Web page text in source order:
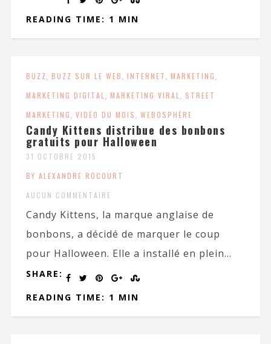
READING TIME: 1 MIN
BUZZ, BUZZ SUR LE WEB, INTERNET, MARKETING,
MARKETING DIGITAL , MARKETING VIRAL , STREET
MARKETING, VIDÉO DU MOIS, WEBOSPHÈRE
Candy Kittens distribue des bonbons
gratuits pour Halloween
31 OCTOBRE 2015
BY ALEXANDRE ROCOURT
AUCUN COMMENTAIRE
Candy Kittens, la marque anglaise de
bonbons, a décidé de marquer le coup
pour Halloween. Elle a installé en plein...
SHARE:
READING TIME: 1 MIN